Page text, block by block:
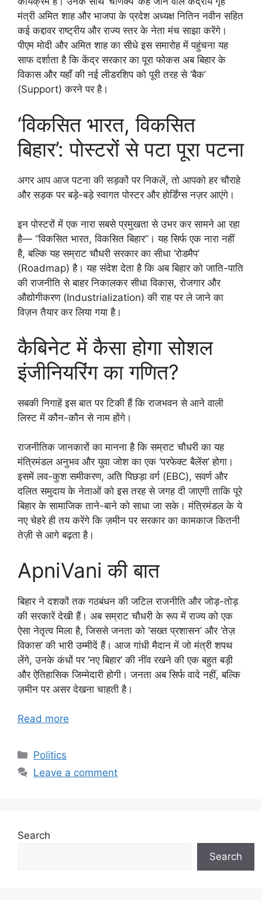
मंत्री अमित शाह और भाजपा के प्रदेश अध्यक्ष नितिन नवीन सहित
कई कद्दावर राष्ट्रीय और राज्य स्तर के नेता मंच साझा करेंगे।
पीएम मोदी और अमित शाह का सीधे इस समारोह में पहुंचना यह
साफ दर्शाता है कि केंद्र सरकार का पूरा फोकस अब बिहार के
विकास और यहाँ की नई लीडरशिप को पूरी तरह से ‘बैक’
(Support) करने पर है।
‘विकसित भारत, विकसित
बिहार’: पोस्टरों से पटा पूरा पटना
अगर आप आज पटना की सड़कों पर निकलें, तो आपको हर चौराहे
और सड़क पर बड़े-बड़े स्वागत पोस्टर और होर्डिंग्स नज़र आएंगे।
इन पोस्टरों में एक नारा सबसे प्रमुखता से उभर कर सामने आ रहा
है— “विकसित भारत, विकसित बिहार”। यह सिर्फ एक नारा नहीं
है, बल्कि यह सम्राट चौधरी सरकार का सीधा ‘रोडमैप’
(Roadmap) है। यह संदेश देता है कि अब बिहार को जाति-पाति
की राजनीति से बाहर निकालकर सीधा विकास, रोजगार और
औद्योगीकरण (Industrialization) की राह पर ले जाने का
विज़न तैयार कर लिया गया है।
कैबिनेट में कैसा होगा सोशल
इंजीनियरिंग का गणित?
सबकी निगाहें इस बात पर टिकी हैं कि राजभवन से आने वाली
लिस्ट में कौन-कौन से नाम होंगे।
राजनीतिक जानकारों का मानना है कि सम्राट चौधरी का यह
मंत्रिमंडल अनुभव और युवा जोश का एक ‘परफेक्ट बैलेंस’ होगा।
इसमें लव-कुश समीकरण, अति पिछड़ा वर्ग (EBC), सवर्ण और
दलित समुदाय के नेताओं को इस तरह से जगह दी जाएगी ताकि पूरे
बिहार के सामाजिक ताने-बाने को साधा जा सके। मंत्रिमंडल के ये
नए चेहरे ही तय करेंगे कि ज़मीन पर सरकार का कामकाज कितनी
तेज़ी से आगे बढ़ता है।
ApniVani की बात
बिहार ने दशकों तक गठबंधन की जटिल राजनीति और जोड़-तोड़
की सरकारें देखी हैं। अब सम्राट चौधरी के रूप में राज्य को एक
ऐसा नेतृत्व मिला है, जिससे जनता को ‘सख्त प्रशासन’ और ‘तेज़
विकास’ की भारी उम्मीदें हैं। आज गांधी मैदान में जो मंत्री शपथ
लेंगे, उनके कंधों पर ‘नए बिहार’ की नींव रखने की एक बहुत बड़ी
और ऐतिहासिक जिम्मेदारी होगी। जनता अब सिर्फ वादे नहीं, बल्कि
ज़मीन पर असर देखना चाहती है।
Read more
Categories
Politics
Leave a comment
Search
Search